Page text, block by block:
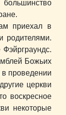
приехал в
родителями.
Божьих
в проведении
церкви
воскресное
некоторые